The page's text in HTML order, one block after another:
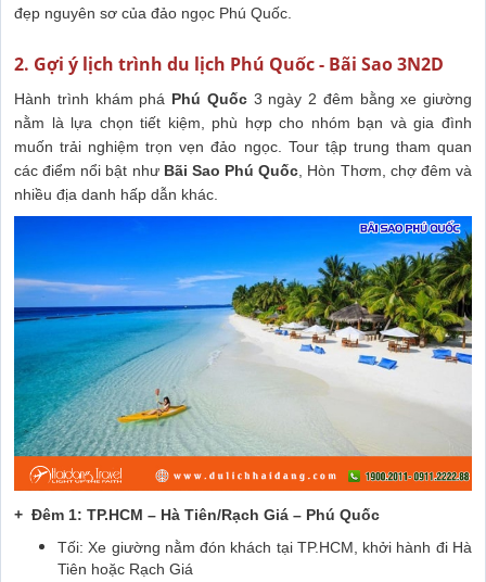
đẹp nguyên sơ của đảo ngọc Phú Quốc.
2. Gợi ý lịch trình du lịch Phú Quốc - Bãi Sao 3N2D
Hành trình khám phá Phú Quốc3 ngày 2 đêm bằng xe giường
nằm là lựa chọn tiết kiệm, phù hợp cho nhóm bạn và gia đình
muốn trải nghiệm trọn vẹn đảo ngọc. Tour tập trung tham quan
các điểm nổi bật như Bãi Sao Phú Quốc , Hòn Thơm, chợ đêm và
nhiều địa danh hấp dẫn khác.
+ Đêm 1: TP.HCM – Hà Tiên/Rạch Giá – Phú Quốc
Tối: Xe giường nằm đón khách tại TP.HCM, khởi hành đi Hà
Tiên hoặc Rạch Giá